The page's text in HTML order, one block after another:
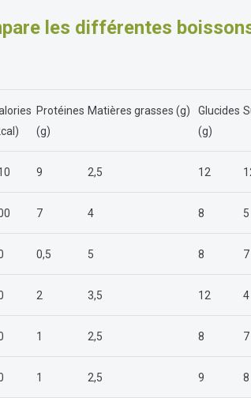
les différentes
Protéines
(g)
Matières grasses (g)
Glucides
(g)
9 2,5 12
7 4 8 5
0,5 5 8 7
2 3,5 12 4
1 2,5 8 7
1 2,5 9 8